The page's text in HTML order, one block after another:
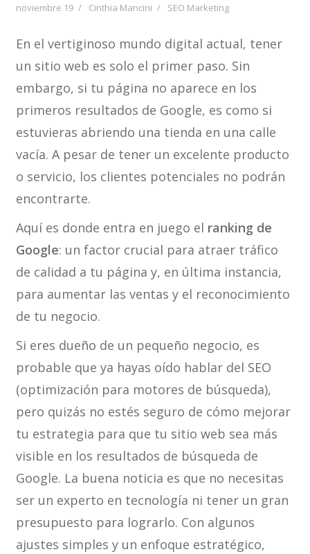
noviembre 19 Cinthia Mancini SEO Marketing
En el vertiginoso mundo digital actual, tener
un sitio web es solo el primer paso. Sin
embargo, si tu página no aparece en los
primeros resultados de Google, es como si
estuvieras abriendo una tienda en una calle
vacía. A pesar de tener un excelente producto
o servicio, los clientes potenciales no podrán
encontrarte.
Aquí es donde entra en juego el ranking de
Google: un factor crucial para atraer tráfico
de calidad a tu página y, en última instancia,
para aumentar las ventas y el reconocimiento
de tu negocio.
Si eres dueño de un pequeño negocio, es
probable que ya hayas oído hablar del SEO
(optimización para motores de búsqueda),
pero quizás no estés seguro de cómo mejorar
tu estrategia para que tu sitio web sea más
visible en los resultados de búsqueda de
Google. La buena noticia es que no necesitas
ser un experto en tecnología ni tener un gran
presupuesto para lograrlo. Con algunos
ajustes simples y un enfoque estratégico,